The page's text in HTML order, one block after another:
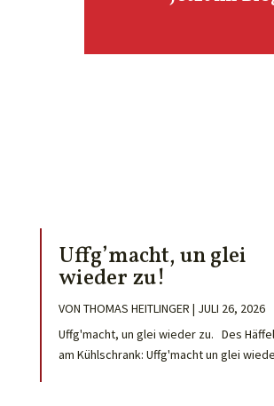
Uffg’macht, un glei
wieder zu!
VON THOMAS HEITLINGER | JULI 26, 2026
Uffg'macht, un glei wieder zu. Des
am Kühlschrank: Uffg'macht un glei